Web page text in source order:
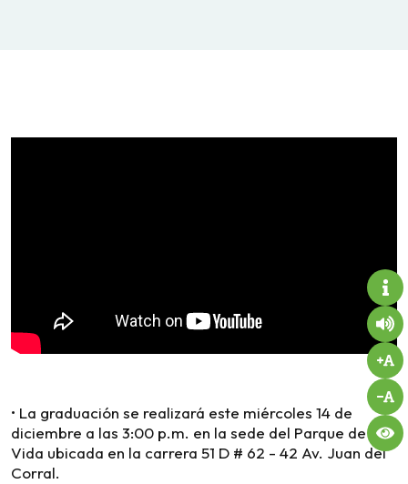
• La graduación se realizará este miércoles 14 de
diciembre a las 3:00 p.m. en la sede del Parque de la
Vida ubicada en la carrera 51 D # 62 - 42 Av. Juan del
Corral.